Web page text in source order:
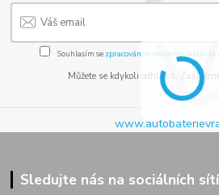
Souhlasím se zpracováním osobních údajůza
Můžete se kdykoli odhlásit.
Sledujte nás na sociálních